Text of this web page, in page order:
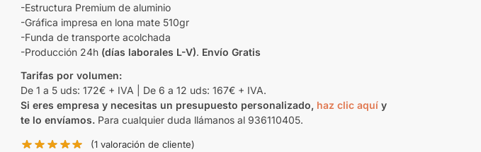
-Estructura Premium de aluminio
-Gráfica impresa en lona mate 510gr
-Funda de transporte acolchada
-Producción 24h (días laborales L-V). Envío Gratis
Tarifas por volumen:
De 1 a 5 uds: 172€ + IVA | De 6 a 12 uds: 167€ + IVA.
Si eres empresa y necesitas un presupuesto personalizado, haz clic aquíy
te lo envíamos.Para cualquier duda llámanos al 936110405.
(1 valoración de cliente)